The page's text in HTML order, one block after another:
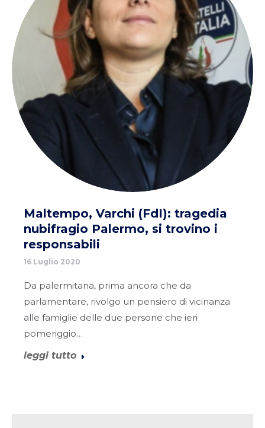
Maltempo, Varchi (FdI): tragedia
nubifragio Palermo, si trovino i
responsabili
16 Luglio 2020
Da palermitana, prima ancora che da
parlamentare, rivolgo un pensiero di vicinanza
alle famiglie delle due persone che ieri
pomeriggio…
leggi tutto